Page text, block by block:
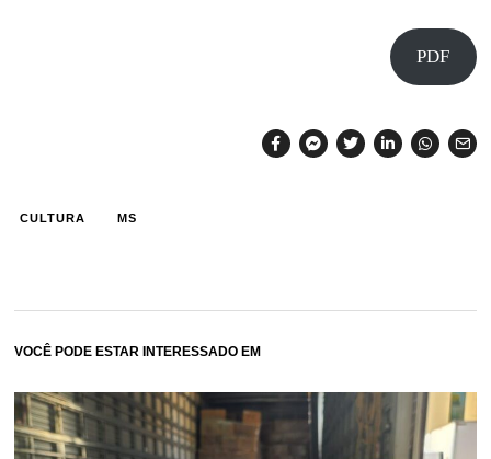
PDF
CULTURA MS
VOCÊ PODE ESTAR INTERESSADO EM